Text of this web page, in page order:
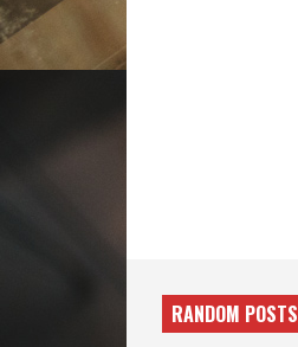
RANDOM POSTS